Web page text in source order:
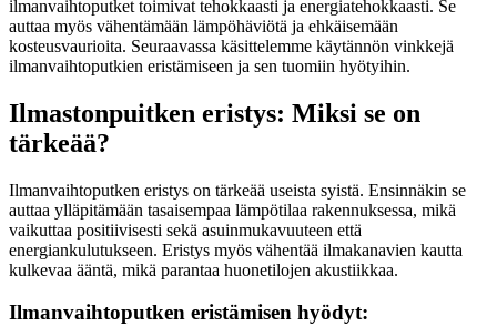
ilmanvaihtoputket toimivat tehokkaasti ja energiatehokkaasti. Se
auttaa myös vähentämään lämpöhäviötä ja ehkäisemään
kosteusvaurioita. Seuraavassa käsittelemme käytännön vinkkejä
ilmanvaihtoputkien eristämiseen ja sen tuomiin hyötyihin.
Ilmastonpuitken eristys: Miksi se on
tärkeää?
Ilmanvaihtoputken eristys on tärkeää useista syistä. Ensinnäkin se
auttaa ylläpitämään tasaisempaa lämpötilaa rakennuksessa, mikä
vaikuttaa positiivisesti sekä asuinmukavuuteen että
energiankulutukseen. Eristys myös vähentää ilmakanavien kautta
kulkevaa ääntä, mikä parantaa huonetilojen akustiikkaa.
Ilmanvaihtoputken eristämisen hyödyt: